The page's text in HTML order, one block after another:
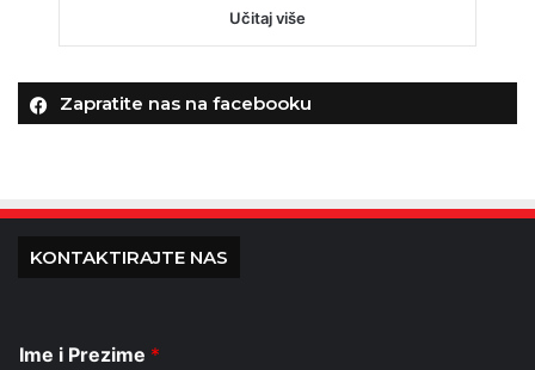
Učitaj više
Zapratite nas na facebooku
KONTAKTIRAJTE NAS
Ime i Prezime *